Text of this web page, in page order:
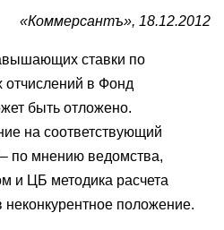
«Коммерсантъ», 18.12.2012
ставки по
в Фонд
быть отложено.
на соответствующий
по мнению ведомства,
и ЦБ методика расчета
неконкурентное положение.